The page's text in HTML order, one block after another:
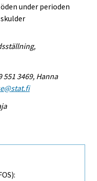
under perioden
3469, Hanna